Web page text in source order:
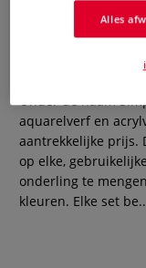
DALER-
Onder de naam
aquarelverf en
aantrekkelijke prijs.
op elke,
onderling te
kleuren. Elke set
Alles